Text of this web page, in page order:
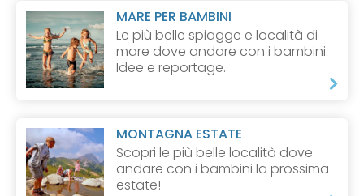
MARE PER BAMBINI
Le più belle spiagge e località di
mare dove andare con i bambini.
Idee e reportage.
MONTAGNA ESTATE
Scopri le più belle località dove
andare con i bambini la prossima
estate!